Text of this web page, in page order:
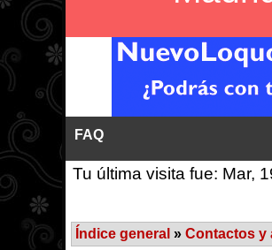
FAQ
Tu última visita fue: Mar,
Índice general » Contactos y